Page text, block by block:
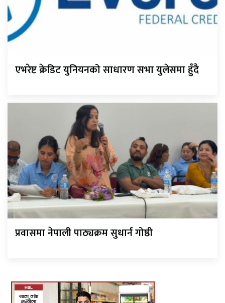
एभरेष्ट क्रेडिट युनियनको साधारण सभा युलेसमा हुँदै
प्रवासमा नेपाली पाठ्यक्रम सुधार्न गोष्ठी